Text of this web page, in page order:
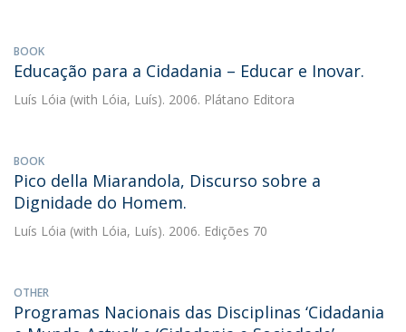
BOOK
Educação para a Cidadania – Educar e Inovar.
Luís Lóia (with Lóia, Luís). 2006. Plátano Editora
BOOK
Pico della Miarandola, Discurso sobre a
Dignidade do Homem.
Luís Lóia (with Lóia, Luís). 2006. Edições 70
OTHER
Programas Nacionais das Disciplinas ‘Cidadania